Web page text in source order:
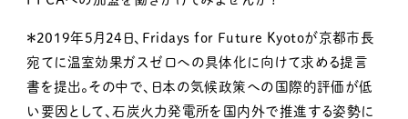
＊2019年5月24日、Fridays for Future Kyotoが京都市長
宛てに温室効果ガスゼロへの具体化に向けて求める提言
書を提出。その中で、日本の気候政策への国際的評価が低
い要因として、石炭火力発電所を国内外で推進する姿勢に